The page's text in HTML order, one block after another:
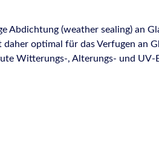
(weather sealing) an
optimal für das Verfugen an
Witterungs-, Alterungs- und
Untergründen, z.T. in
Nr. 22+31+35 geeignet LEED®
A+